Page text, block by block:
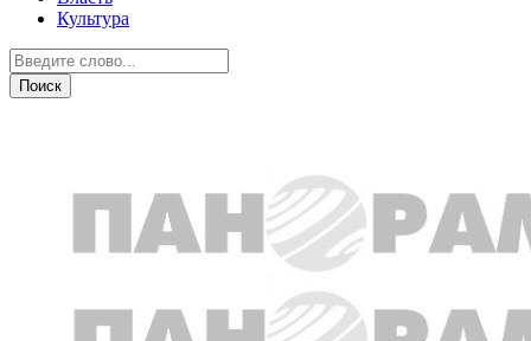
Культура